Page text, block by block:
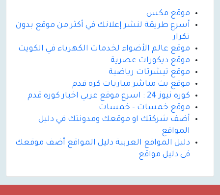
موقع مكس
أسرع طريقة لنشر إعلانك في أكثر من موقع بدون
تكرار
موقع عالم الأضواء لخدمات الكهرباء في الكويت
موقع ديكورات عصرية
موقع تيشرتات رياضية
موقع بث مباشر مباريات كره قدم
كوره نيوز 24 : اسرع موقع عربي اخبار كوره قدم
موقع خمسات - خمسات
أضف شركتك او موقعك ومدونتك في دليل
المواقع
دليل المواقع العربية دليل المواقع أضف موقعك
في دليل مواقع